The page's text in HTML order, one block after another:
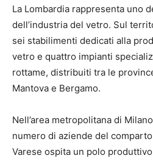
La Lombardia rappresenta uno
dell’industria del vetro. Sul
sei stabilimenti dedicati alla
vetro e quattro impianti
rottame, distribuiti tra le
Mantova e Bergamo.
Nell’area metropolitana di
numero di aziende del
Varese ospita un polo